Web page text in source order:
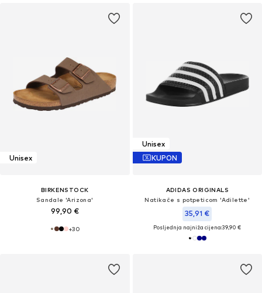
Unisex
BIRKENSTOCK
Sandale 'Arizona'
99,90 €
+30
Unisex
KUPON
ADIDAS ORIGINALS
Natikače s potpeticom 'Adilette'
35,91 €
Posljednja najniža cijena:39,90 €